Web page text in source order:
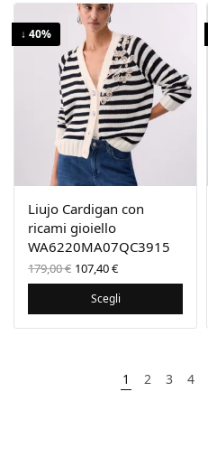
↓ 40%
Liujo Cardigan con
ricami gioiello
WA6220MA07QC3915
179,00€ Il prezzo
originale
era:
179,00 €.
107,40€Il prezzo
attuale
è:
107,40 €.
Scegli
1 2 3 4